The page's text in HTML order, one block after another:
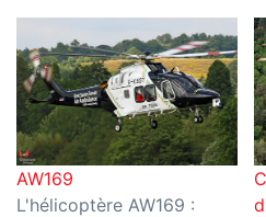
AW169
L'hélicoptère AW169 :